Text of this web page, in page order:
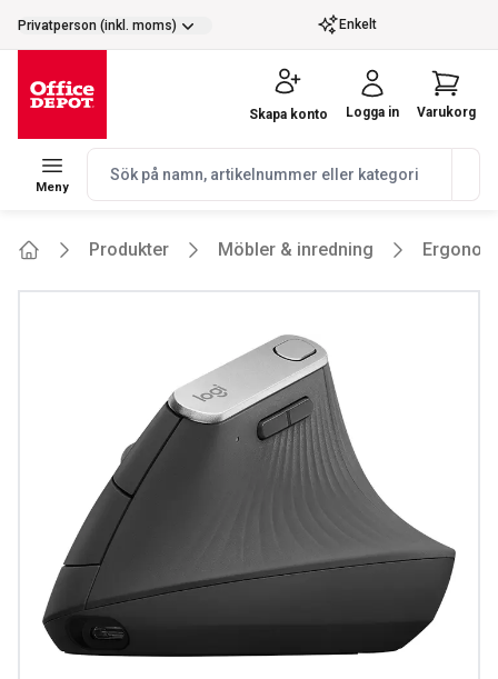
selector.vat
Privatperson (inkl. moms) Enkelt
Meny
navbar.quicksearch.label
Skapa konto Logga in Varukorg
Produkter Möbler & inredning